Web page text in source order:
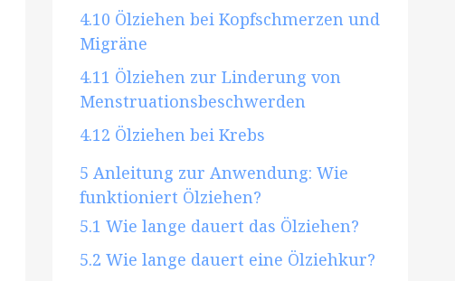
4.10 Ölziehen bei Kopfschmerzen und
Migräne
4.11 Ölziehen zur Linderung von
Menstruationsbeschwerden
4.12 Ölziehen bei Krebs
5 Anleitung zur Anwendung: Wie
funktioniert Ölziehen?
5.1 Wie lange dauert das Ölziehen?
5.2 Wie lange dauert eine Ölziehkur?